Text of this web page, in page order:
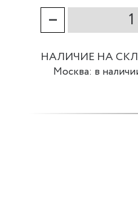
–
НАЛИЧИЕ НА
Москва: в